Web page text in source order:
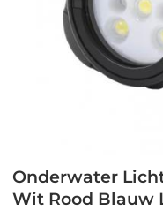
Onderwater
Wit Rood Blauw